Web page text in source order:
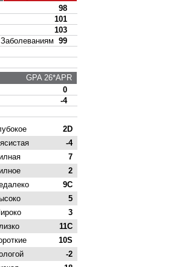
98
101
103
99
GPA 26*APR
0
-4
2D
-4
7
2
9C
5
3
11C
10S
-2